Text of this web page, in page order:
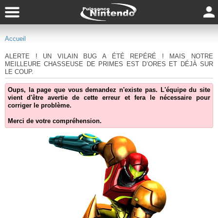
Accueil
ALERTE ! UN VILAIN BUG A ÉTÉ REPÉRÉ ! MAIS NOTRE
MEILLEURE CHASSEUSE DE PRIMES EST D’ORES ET DÉJÀ SUR
LE COUP.
Oups, la page que vous demandez n'existe pas. L'équipe du site
vient d'être avertie de cette erreur et fera le nécessaire pour
corriger le problème.
Merci de votre compréhension.